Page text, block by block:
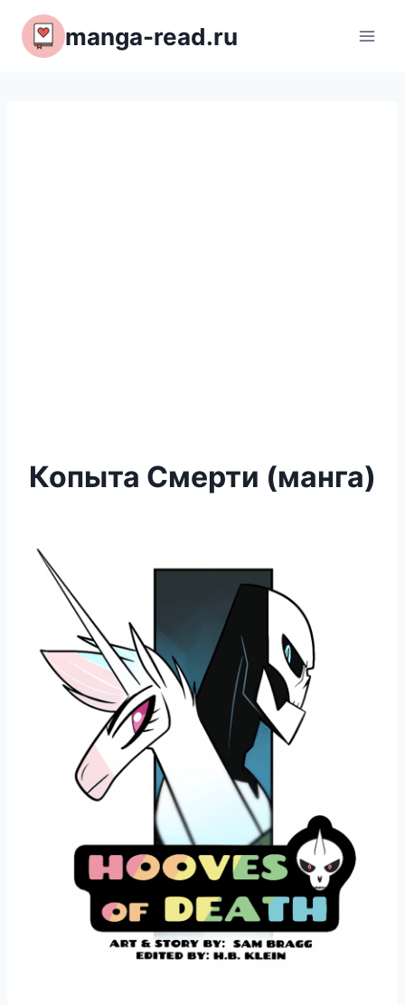
Перейти
содержимому
manga-read.ru
Копыта Смерти (манга)